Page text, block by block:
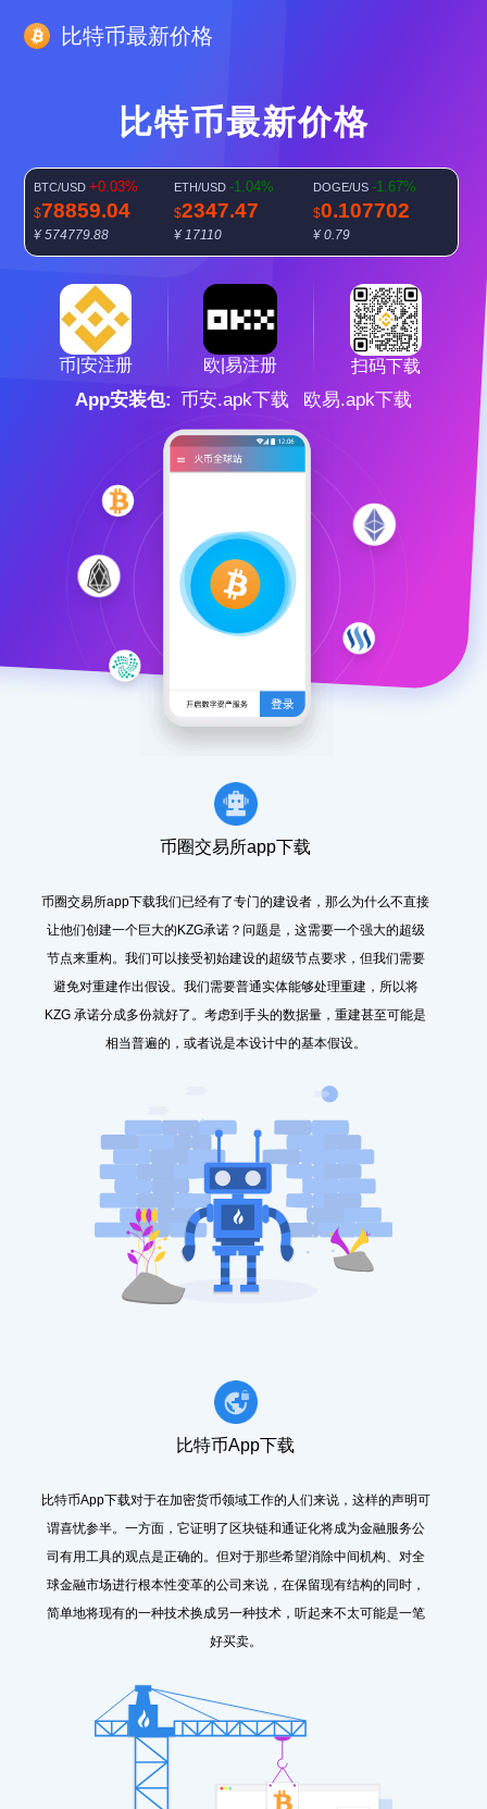
比特币最新价格
比特币最新价格
BTC/USD +0.03%
$78859.04
¥ 574779.88
ETH/USD -1.04%
$2347.47
¥ 17110
DOGE/US -1.67%
$0.107702
¥ 0.79
103.8125
¥ 756.66
币|安注册 欧|易注册 扫码下载
App安装包: 币安.apk下载 欧易.apk下载
币圈交易所app下载
币圈交易所app下载我们已经有了专门的建设者，那么为什么不直接
让他们创建一个巨大的KZG承诺？问题是，这需要一个强大的超级
节点来重构。我们可以接受初始建设的超级节点要求，但我们需要
避免对重建作出假设。我们需要普通实体能够处理重建，所以将
KZG 承诺分成多份就好了。考虑到手头的数据量，重建甚至可能是
相当普遍的，或者说是本设计中的基本假设。
比特币App下载
比特币App下载对于在加密货币领域工作的人们来说，这样的声明可
谓喜忧参半。一方面，它证明了区块链和通证化将成为金融服务公
司有用工具的观点是正确的。但对于那些希望消除中间机构、对全
球金融市场进行根本性变革的公司来说，在保留现有结构的同时，
简单地将现有的一种技术换成另一种技术，听起来不太可能是一笔
好买卖。